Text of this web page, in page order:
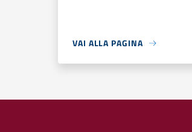
VAI ALLA PAGINA